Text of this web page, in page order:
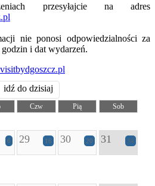
przesyłajcie na adres
nie ponosi odpowiedzialności za
i dat wydarzeń.
idź do dzisiaj
Czw Pią
Sob
6 29 16 30 20 31 34